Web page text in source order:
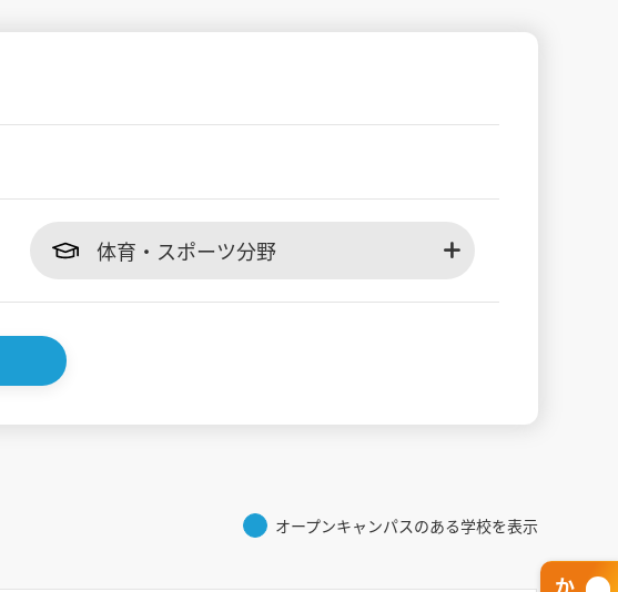
体育・スポーツ分野
オープンキャンパスのある学校を表示